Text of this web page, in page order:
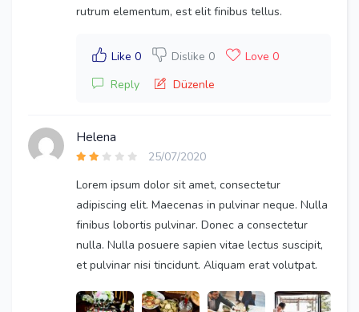
rutrum elementum, est elit finibus tellus.
Like 0 Dislike 0
Love 0
Reply
Düzenle
Helena
25/07/2020
Lorem ipsum dolor sit amet, consectetur
adipiscing elit. Maecenas in pulvinar neque. Nulla
finibus lobortis pulvinar. Donec a consectetur
nulla. Nulla posuere sapien vitae lectus suscipit,
et pulvinar nisi tincidunt. Aliquam erat volutpat.